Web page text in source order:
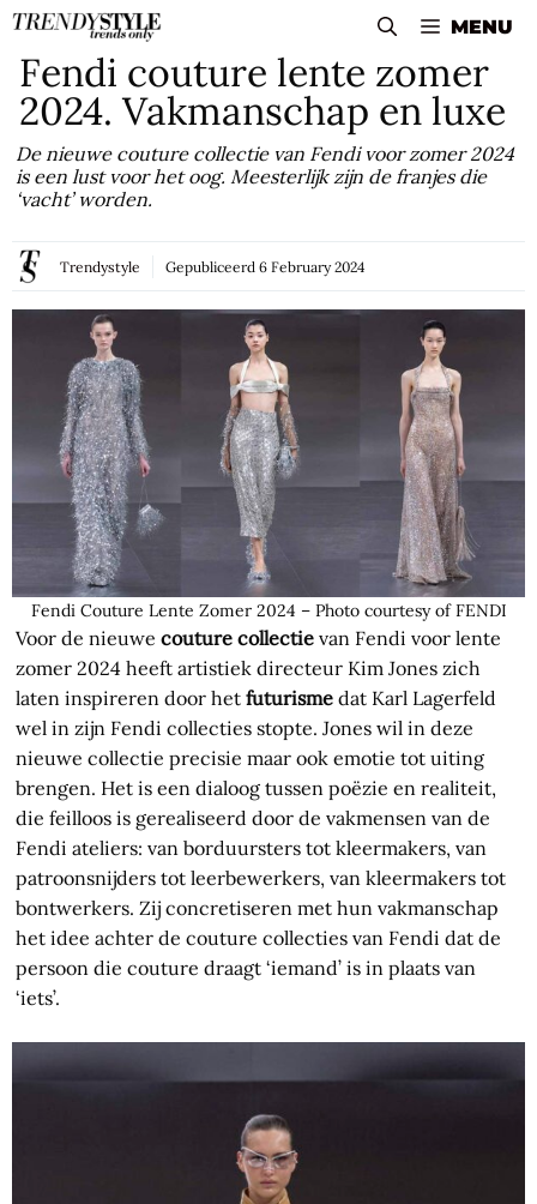
Skip
content
MENU
Fendi couture lente zomer
2024. Vakmanschap en luxe
De nieuwe couture collectie van Fendi voor zomer 2024
is een lust voor het oog. Meesterlijk zijn de franjes die
‘vacht’ worden.
Trendystyle Gepubliceerd 6 February 2024
Fendi Couture Lente Zomer 2024 – Photo courtesy of FENDI
Voor de nieuwecouture collectie van Fendi voor lente
zomer 2024 heeft artistiek directeur Kim Jones zich
laten inspireren door hetfuturisme dat Karl Lagerfeld
wel in zijn Fendi collecties stopte. Jones wil in deze
nieuwe collectie precisie maar ook emotie tot uiting
brengen. Het is een dialoog tussen poëzie en realiteit,
die feilloos is gerealiseerd door de vakmensen van de
Fendi ateliers: van borduursters tot kleermakers, van
patroonsnijders tot leerbewerkers, van kleermakers tot
bontwerkers. Zij concretiseren met hun vakmanschap
het idee achter de couture collecties van Fendi dat de
persoon die couture draagt ‘iemand’ is in plaats van
‘iets’.